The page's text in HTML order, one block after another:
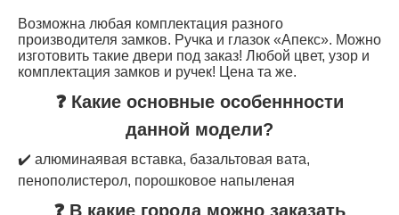
Возможна любая комплектация разного
производителя замков. Ручка и глазок «Апекс». Можно
изготовить такие двери под заказ! Любой цвет, узор и
комплектация замков и ручек! Цена та же.
❓ Какие основные особеннности
данной модели?
✔️ алюминаявая вставка, базальтовая вата,
пенополистерол, порошковое напыленая
❓ В какие города можно заказать